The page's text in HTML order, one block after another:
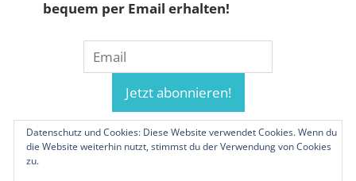
bequem per Email erhalten!
Datenschutz und Cookies: Diese Website verwendet Cookies. Wenn du
die Website weiterhin nutzt, stimmst du der Verwendung von Cookies
zu.